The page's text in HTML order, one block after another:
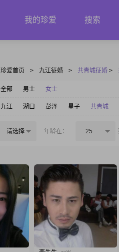
我的珍爱 搜索
珍爱首页 > 九江征婚 > 共青城征婚 >
全部 男士 女士
九江 湖口 彭泽 星子 共青城
请选择 年龄在： 25